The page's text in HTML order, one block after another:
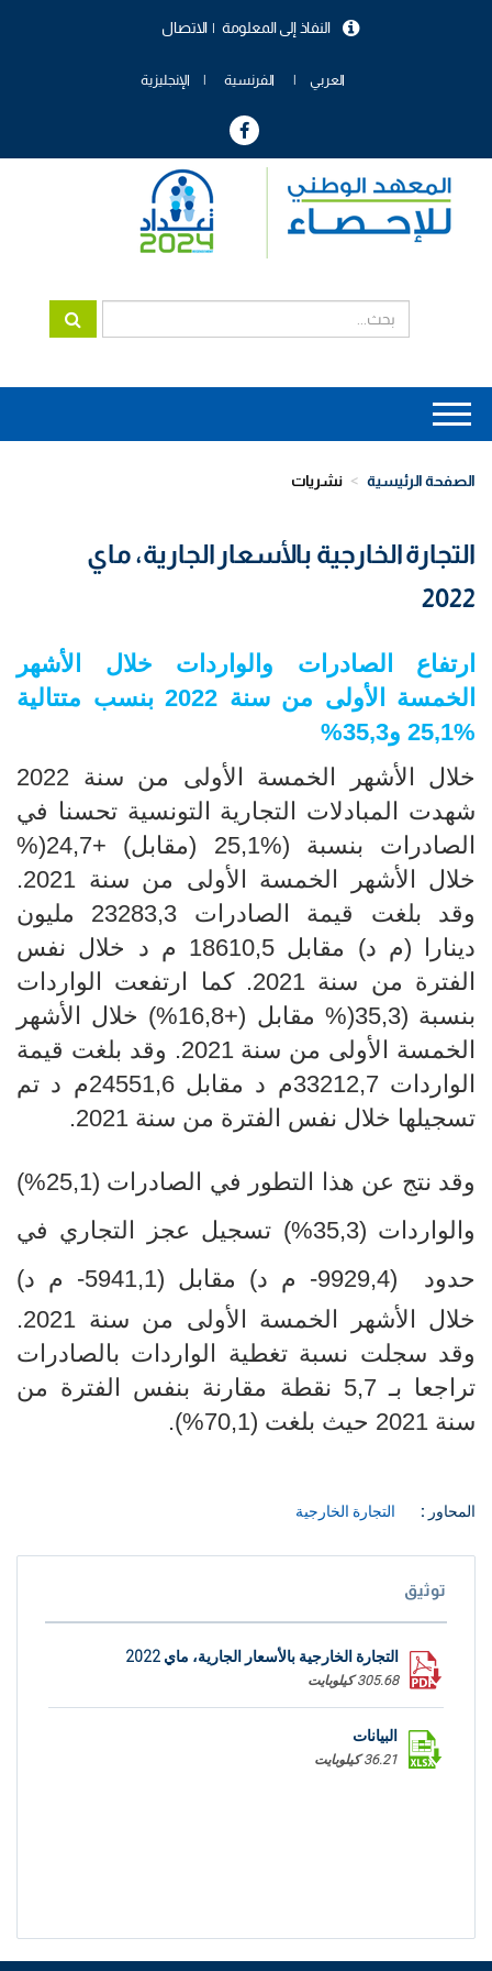
الاتصال النفاذ إلى المعلومة
العربي الفرنسية الإنجليزية
Main
navigation
الصفحة الرئيسية نشريات
التجارة الخارجية بالأسعار الجارية، ماي
2022
ارتفاع الصادرات والواردات
خلال الأشهر
الخمسة الأولى من سنة 2022 بنسب متتالية
25,1% و35,3%
خلال الأشهر الخمسة الأولى من سنة 2022
شهدت المبادلات التجارية التونسية تحسنا في
الصادرات بنسبة (25,1
% (مقابل) +24,7(%
خلال الأشهر الخمسة الأولى من سنة 2021.
وقد بلغت قيمة الصادرات 23283,3 مليون
دينارا (م د) مقابل 18610,5 م د خلال نفس
الفترة من سنة 2021. كما ارتفعت الواردات
بنسبة (35,3(% مقابل (+16,8%) خلال الأشهر
الخمسة الأولى من سنة 2021. وقد بلغت قيمة
الواردات 33212,7م د مقابل 24551,6م د تم
تسجيلها خلال نفس الفترة من سنة 2021.
وقد نتج عن هذا التطور في الصادرات (25,1 %
)
والواردات (35,3
%) تسجيل عجز التجاري في
حدود (9929,4- م د) مقابل (5941,1
- م د)
خلال الأشهر الخمسة الأولى من سنة 2021.
وقد سجلت نسبة تغطية الواردات بالصادرات
تراجعا بـ 5,7 نقطة مقارنة بنفس الفترة
من
سنة 2021 حيث بلغت
(70,1%).
المحاور : التجارة الخارجية
توثيق
التجارة الخارجية بالأسعار الجارية، ماي 2022
305.68 كيلوبايت
البيانات
36.21 كيلوبايت